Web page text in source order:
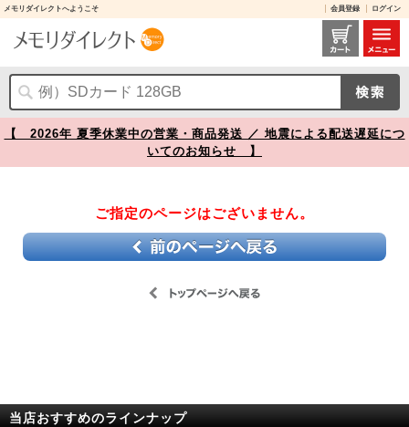
メモリダイレクトへようこそ 会員登録 ログイン
【】
【 2026年 夏季休業中の営業・商品発送 ／ 地震による配送遅延につ
いてのお知らせ 】
ご指定のページはございません。
当店おすすめのラインナップ